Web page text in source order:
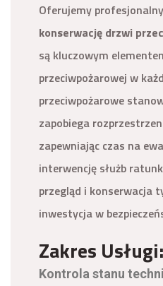
Oferujemy profesjonalny
konserwację drzwi
są kluczowym
przeciwpożarowej w
przeciwpożarowe
zapobiega
zapewniając czas na
interwencję służb
przegląd i konserwacja
inwestycja w
Zakres Usługi:
Kontrola stanu